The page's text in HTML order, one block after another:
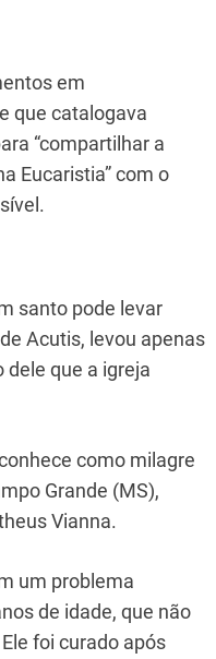
em
que catalogava
“compartilhar a
Eucaristia” com o
santo pode levar
Acutis, levou apenas
dele que a igreja
como milagre
Grande (MS),
Vianna.
um problema
de idade, que não
foi curado após